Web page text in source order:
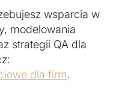
wsparcia w
modelowania
strategii QA dla
dla firm.